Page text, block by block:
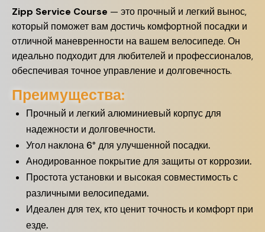
Zipp Service Course — это прочный и легкий вынос,
который поможет вам достичь комфортной посадки и
отличной маневренности на вашем велосипеде. Он
идеально подходит для любителей и профессионалов,
обеспечивая точное управление и долговечность.
Преимущества:
Прочный и легкий алюминиевый корпус для
надежности и долговечности.
Угол наклона 6° для улучшенной посадки.
Анодированное покрытие для защиты от коррозии.
Простота установки и высокая совместимость с
различными велосипедами.
Идеален для тех, кто ценит точность и комфорт при
езде.